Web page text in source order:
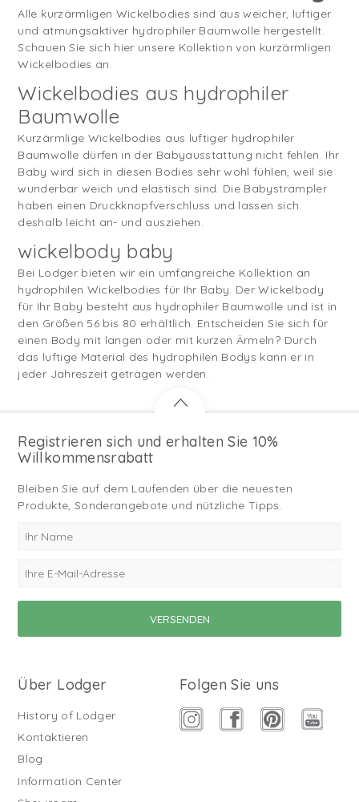
Alle kurzärmligen Wickelbodies sind aus weicher, luftiger
und atmungsaktiver hydrophiler Baumwolle hergestellt.
Schauen Sie sich hier unsere Kollektion von kurzärmligen
Wickelbodies an.
Wickelbodies aus hydrophiler
Baumwolle
Kurzärmlige Wickelbodies aus luftiger hydrophiler
Baumwolle dürfen in der Babyausstattung nicht fehlen. Ihr
Baby wird sich in diesen Bodies sehr wohl fühlen, weil sie
wunderbar weich und elastisch sind. Die Babystrampler
haben einen Druckknopfverschluss und lassen sich
deshalb leicht an- und ausziehen.
wickelbody baby
Bei Lodger bieten wir ein umfangreiche Kollektion an
hydrophilen Wickelbodies für Ihr Baby. Der Wickelbody
für Ihr Baby besteht aus hydrophiler Baumwolle und ist in
den Größen 56 bis 80 erhältlich. Entscheiden Sie sich für
einen Body mit langen oder mit kurzen Ärmeln? Durch
das luftige Material des hydrophilen Bodys kann er in
jeder Jahreszeit getragen werden.
Registrieren sich und erhalten Sie 10%
Willkommensrabatt
Bleiben Sie auf dem Laufenden über die neuesten
Produkte, Sonderangebote und nützliche Tipps.
Über Lodger
History of Lodger
Kontaktieren
Blog
Information Center
Folgen Sie uns